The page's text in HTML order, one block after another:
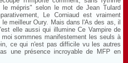
mépris" selon le mot de Jean Tulard
Le Corniaud est vraiment
meilleur Oury. Mais dans l'As des as, il
elle aussi qui illumine Ce Vampire de
sommnes manifestement les seuls à
ce qui n'est pas difficile vu les autres
une présence incroyable de MFP en